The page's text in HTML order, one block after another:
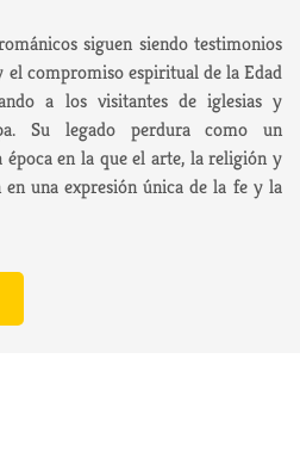
siguen siendo testimonios
el compromiso espiritual de la Edad
a los visitantes de iglesias y
Su legado perdura como un
en la que el arte, la religión y
una expresión única de la fe y la